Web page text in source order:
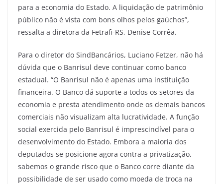
para a economia do Estado. A liquidação de patrimônio
público não é vista com bons olhos pelos gaúchos”,
ressalta a diretora da Fetrafi-RS, Denise Corrêa.
Para o diretor do SindBancários, Luciano Fetzer, não há
dúvida que o Banrisul deve continuar como banco
estadual. “O Banrisul não é apenas uma instituição
financeira. O Banco dá suporte a todos os setores da
economia e presta atendimento onde os demais bancos
comerciais não visualizam alta lucratividade. A função
social exercida pelo Banrisul é imprescindível para o
desenvolvimento do Estado. Embora a maioria dos
deputados se posicione agora contra a privatização,
sabemos o grande risco que o Banco corre diante da
possibilidade de ser usado como moeda de troca na